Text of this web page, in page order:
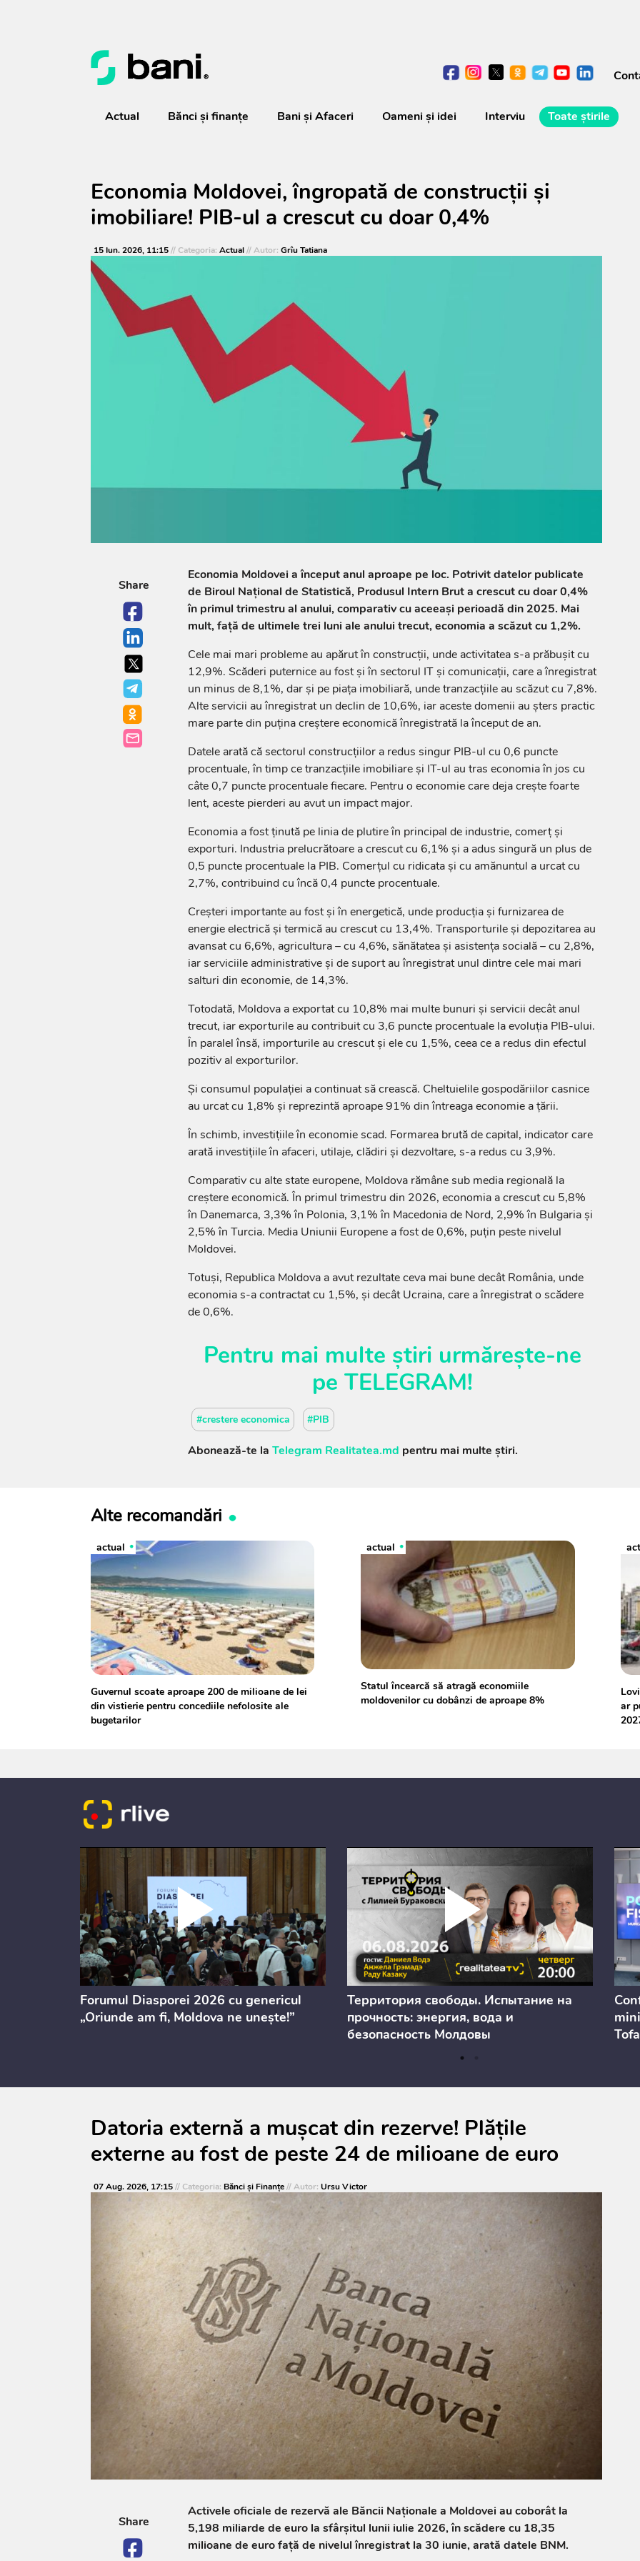
Actual Bănci şi finanţe Bani și Afaceri Oameni şi idei Interviu Toate știrile
Economia Moldovei, îngropată de construcții și
imobiliare! PIB-ul a crescut cu doar 0,4%
15 Iun. 2026, 11:15// Categoria: Actual// Autor: Grîu Tatiana
Share
Economia Moldovei a început anul aproape pe loc. Potrivit datelor publicate
de Biroul Național de Statistică, Produsul Intern Brut a crescut cu doar 0,4%
în primul trimestru al anului, comparativ cu aceeași perioadă din 2025. Mai
mult, față de ultimele trei luni ale anului trecut, economia a scăzut cu 1,2%.
Cele mai mari probleme au apărut în construcții, unde activitatea s-a prăbușit cu
12,9%. Scăderi puternice au fost și în sectorul IT și comunicații, care a înregistrat
un minus de 8,1%, dar și pe piața imobiliară, unde tranzacțiile au scăzut cu 7,8%.
Alte servicii au înregistrat un declin de 10,6%, iar aceste domenii au șters practic
mare parte din puțina creștere economică înregistrată la început de an.
Datele arată că sectorul construcțiilor a redus singur PIB-ul cu 0,6 puncte
procentuale, în timp ce tranzacțiile imobiliare și IT-ul au tras economia în jos cu
câte 0,7 puncte procentuale fiecare. Pentru o economie care deja crește foarte
lent, aceste pierderi au avut un impact major.
Economia a fost ținută pe linia de plutire în principal de industrie, comerț și
exporturi. Industria prelucrătoare a crescut cu 6,1% și a adus singură un plus de
0,5 puncte procentuale la PIB. Comerțul cu ridicata și cu amănuntul a urcat cu
2,7%, contribuind cu încă 0,4 puncte procentuale.
Creșteri importante au fost și în energetică, unde producția și furnizarea de
energie electrică și termică au crescut cu 13,4%. Transporturile și depozitarea au
avansat cu 6,6%, agricultura – cu 4,6%, sănătatea și asistența socială – cu 2,8%,
iar serviciile administrative și de suport au înregistrat unul dintre cele mai mari
salturi din economie, de 14,3%.
Totodată, Moldova a exportat cu 10,8% mai multe bunuri și servicii decât anul
trecut, iar exporturile au contribuit cu 3,6 puncte procentuale la evoluția PIB-ului.
În paralel însă, importurile au crescut și ele cu 1,5%, ceea ce a redus din efectul
pozitiv al exporturilor.
Și consumul populației a continuat să crească. Cheltuielile gospodăriilor casnice
au urcat cu 1,8% și reprezintă aproape 91% din întreaga economie a țării.
În schimb, investițiile în economie scad. Formarea brută de capital, indicator care
arată investițiile în afaceri, utilaje, clădiri și dezvoltare, s-a redus cu 3,9%.
Comparativ cu alte state europene, Moldova rămâne sub media regională la
creștere economică. În primul trimestru din 2026, economia a crescut cu 5,8%
în Danemarca, 3,3% în Polonia, 3,1% în Macedonia de Nord, 2,9% în Bulgaria și
2,5% în Turcia. Media Uniunii Europene a fost de 0,6%, puțin peste nivelul
Moldovei.
Totuși, Republica Moldova a avut rezultate ceva mai bune decât România, unde
economia s-a contractat cu 1,5%, și decât Ucraina, care a înregistrat o scădere
de 0,6%.
Pentru mai multe știri urmărește-ne
pe TELEGRAM!
#crestere economica #PIB
Abonează-te la Telegram Realitatea.md pentru mai multe știri.
Alte recomandări
actual
Guvernul scoate aproape 200 de milioane de lei
din vistierie pentru concediile nefolosite ale
bugetarilor
actual
Statul încearcă să atragă economiile
moldovenilor cu dobânzi de aproape 8%
ar
Forumul Diasporei 2026 cu genericul
„Oriunde am fi, Moldova ne unește!”
Территория свободы. Испытание на
прочность: энергия, вода и
безопасность Молдовы
Datoria externă a mușcat din rezerve! Plățile
externe au fost de peste 24 de milioane de euro
07 Aug. 2026, 17:15// Categoria: Bănci şi Finanţe// Autor: Ursu Victor
Share
Activele oficiale de rezervă ale Băncii Naționale a Moldovei au coborât la
5,198 miliarde de euro la sfârșitul lunii iulie 2026, în scădere cu 18,35
milioane de euro față de nivelul înregistrat la 30 iunie, arată datele BNM.